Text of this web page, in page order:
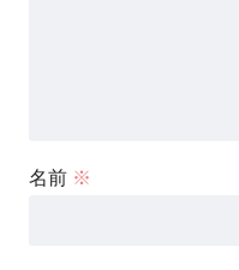
名前 ※